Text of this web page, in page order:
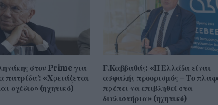
στον Prime για
πατρίδα’: «Χρειάζεται
σχέδιο» (ηχητικό)
Γ.Καββαθάς: «Η Ελλάδα είναι
ασφαλής προορισμός – Το
πρέπει να επιβληθεί στα
διυλιστήρια» (ηχητικό)